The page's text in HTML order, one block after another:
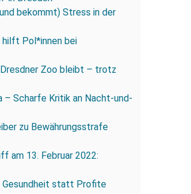
bekommt) Stress in der
hilft Pol*innen bei
Zoo bleibt – trotz
– Scharfe Kritik an Nacht-und-
zu Bewährungsstrafe
am 13. Februar 2022:
Gesundheit statt Profite